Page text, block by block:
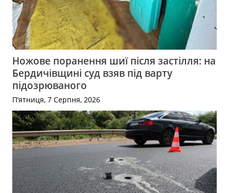
Ножове поранення шиї після застілля: на
Бердичівщині суд взяв під варту
підозрюваного
П’ятниця, 7 Серпня, 2026